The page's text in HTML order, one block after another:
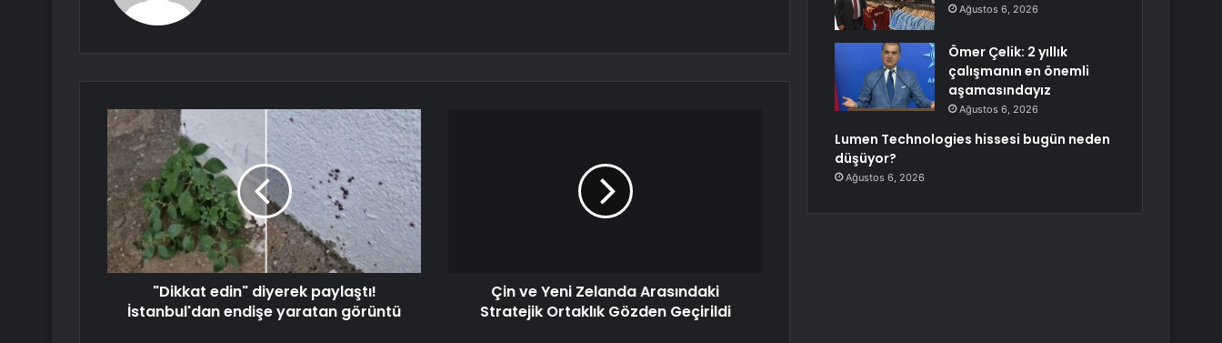
"Dikkat edin" diyerek paylaştı!
İstanbul'dan endişe yaratan görüntü
Çin ve Yeni Zelanda Arasındaki
Stratejik Ortaklık Gözden Geçirildi
Ağustos 6, 2026
Ömer Çelik: 2 yıllık
çalışmanın en önemli
aşamasındayız
Ağustos 6, 2026
Lumen Technologies hissesi bugün neden
düşüyor?
Ağustos 6, 2026